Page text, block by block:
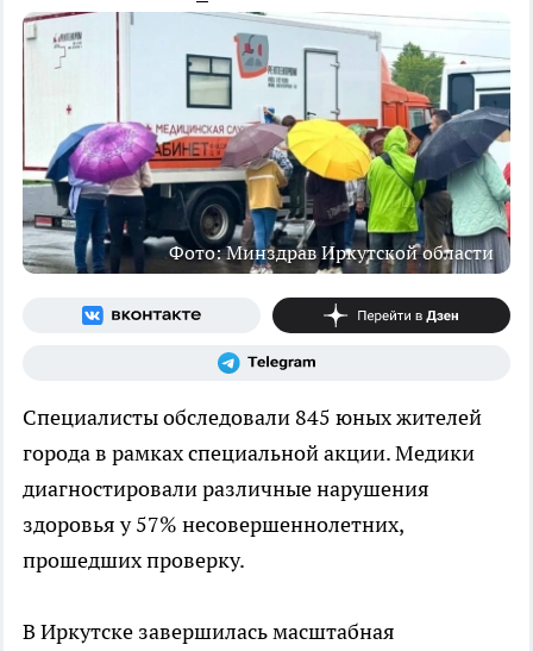
Фото: Минздрав Иркутской области
Специалисты обследовали 845 юных жителей
города в рамках специальной акции. Медики
диагностировали различные нарушения
здоровья у 57% несовершеннолетних,
прошедших проверку.
В Иркутске завершилась масштабная